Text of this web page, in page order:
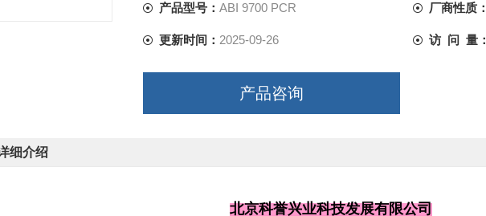
产品型号： ABI 9700 PCR 厂商性质：
更新时间： 2025-09-26 访 问 量：
产品咨询
细介绍
北京科誉兴业科技发展有限公司